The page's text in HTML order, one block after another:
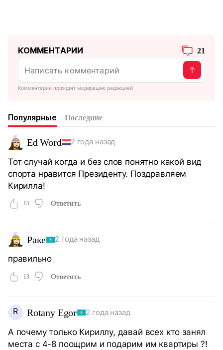
КОММЕНТАРИИ 21
Комментарии проходят модерацию редакцией
Популярные Последние
Ed Word 2 года назад
Тот случай когда и без слов понятно какой вид
спорта нравится Президенту. Поздравляем
Кирилла!
15 Ответить
Раке 2 года назад
правильно
13 Ответить
R Rotany Egor 2 года назад
А почему только Кириллу, давай всех кто занял
места с 4-8 поощрим и подарим им квартиры ?!